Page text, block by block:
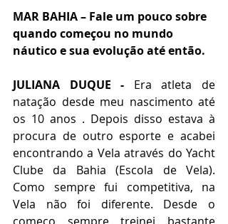
MAR BAHIA – Fale um pouco sobre
quando começou no mundo
náutico e sua evolução até então.
JULIANA DUQUE - Era atleta de
natação desde meu nascimento até
os 10 anos . Depois disso estava à
procura de outro esporte e acabei
encontrando a Vela através do Yacht
Clube da Bahia (Escola de Vela).
Como sempre fui competitiva, na
Vela não foi diferente. Desde o